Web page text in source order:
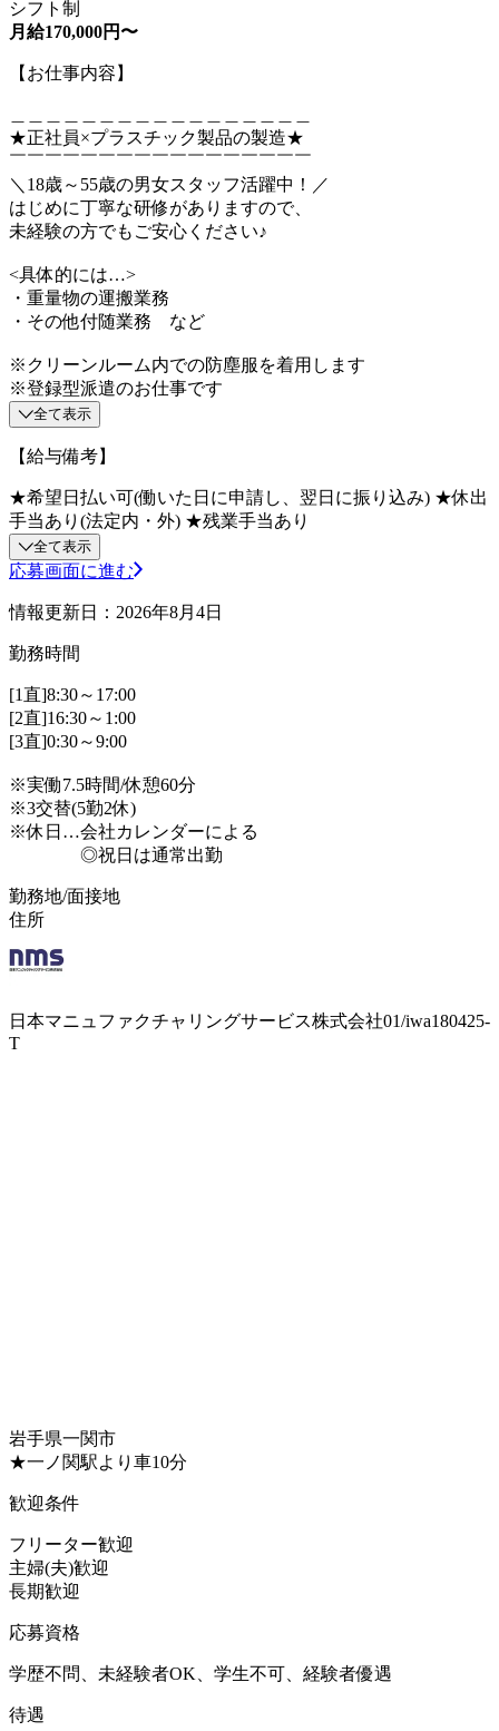
シフト制
月給170,000円〜
【お仕事内容】
★正社員×プラスチック製品の製造★
￣￣￣￣￣￣￣￣￣￣￣￣￣￣￣￣￣
＼18歳～55歳の男女スタッフ活躍中！／
はじめに丁寧な研修がありますので、
未経験の方でもご安心ください♪
<具体的には…>
・重量物の運搬業務
・その他付随業務 など
※クリーンルーム内での防塵服を着用します
※登録型派遣のお仕事です
全て表示
【給与備考】
★希望日払い可(働いた日に申請し、翌日に振り込み) ★休出
手当あり(法定内・外) ★残業手当あり
全て表示
応募画面に進む
情報更新日：2026年8月4日
勤務時間
[1直]8:30～17:00
[2直]16:30～1:00
[3直]0:30～9:00
※実働7.5時間/休憩60分
※3交替(5勤2休)
※休日…会社カレンダーによる
◎祝日は通常出勤
勤務地/面接地
住所
日本マニュファクチャリングサービス株式会社01/iwa180425-
T
岩手県一関市
★一ノ関駅より車10分
歓迎条件
フリーター歓迎
主婦(夫)歓迎
長期歓迎
応募資格
学歴不問、未経験者OK、学生不可、経験者優遇
待遇